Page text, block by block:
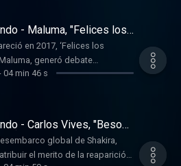
- Maluma, "Felices los
/07/26
en 2017, ‘Felices los
generó debate
su letra explícita sobre
04 min 46 s
- Carlos Vives, "Beso
- 10/07/26
global de Shakira,
el merito de la reaparición